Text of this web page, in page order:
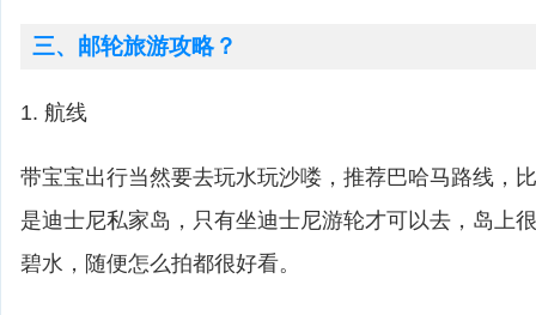
三、邮轮旅游攻略？
1. 航线
带宝宝出行当然要去玩水玩沙喽，推荐巴哈马路线，
是迪士尼私家岛，只有坐迪士尼游轮才可以去，岛上
碧水，随便怎么拍都很好看。